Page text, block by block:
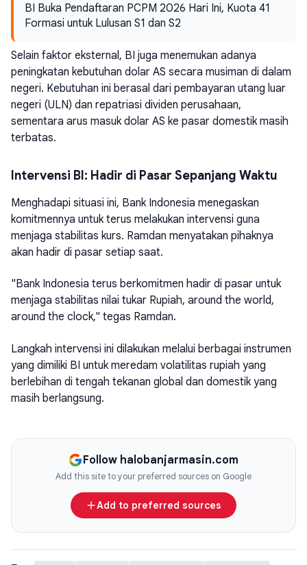
BI Buka Pendaftaran PCPM 2026 Hari Ini, Kuota 41
Formasi untuk Lulusan S1 dan S2
Selain faktor eksternal, BI juga menemukan adanya
peningkatan kebutuhan dolar AS secara musiman di dalam
negeri. Kebutuhan ini berasal dari pembayaran utang luar
negeri (ULN) dan repatriasi dividen perusahaan,
sementara arus masuk dolar AS ke pasar domestik masih
terbatas.
Intervensi BI: Hadir di Pasar Sepanjang Waktu
Menghadapi situasi ini, Bank Indonesia menegaskan
komitmennya untuk terus melakukan intervensi guna
menjaga stabilitas kurs. Ramdan menyatakan pihaknya
akan hadir di pasar setiap saat.
"Bank Indonesia terus berkomitmen hadir di pasar untuk
menjaga stabilitas nilai tukar Rupiah, around the world,
around the clock," tegas Ramdan.
Langkah intervensi ini dilakukan melalui berbagai instrumen
yang dimiliki BI untuk meredam volatilitas rupiah yang
berlebihan di tengah tekanan global dan domestik yang
masih berlangsung.
Follow halobanjarmasin.com
Add this site to your preferred sources on Google
Add to preferred sources